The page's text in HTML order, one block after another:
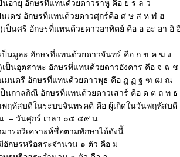
นอายุ อักษรที่แทนด้วยดาวราหู คือ ย ร ล ว
นเดช อักษรที่แทนด้วยดาวศุกร์คือ ศ ษ ส ห ฬ ฮ
ป็นศรี อักษรที่แทนด้วยดาวอาทิตย์ คือ อ อะ อา อิ
ป็นมูละ อักษรที่แทนด้วยดาวจันทร์ คือ ก ข ค ฆ ง
เป็นอุตสาหะ อักษรที่แทนด้วยดาวอังคาร คือ จ ฉ
มนตรี อักษรที่แทนด้วยดาวพุธ คือ ฎ ฏ ฐ ฑ ฒ ณ
ป็นกาลกิณี อักษรที่แทนด้วยดาวเสาร์ คือ ด ต ถ ท
ฤหัสบดีในระบบจันทรคติ คือ ผู้เกิดในวันพฤหัสบดี
. – วันศุกร์ เวลา ๐๕.๕๙ น.
มารถวิเคราะห์ชื่อตามทักษาได้ดังนี้
อักษรหรือสระจำนวน ๑ ตัว คือ ม